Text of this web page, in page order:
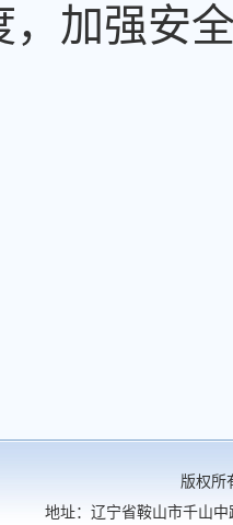
，加强安
科技大学
中路189号 电话：